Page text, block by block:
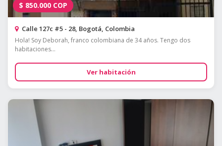
$ 850.000 COP
Calle 127c #5 - 28, Bogotá, Colombia
Hola! Soy Deborah, franco colombiana de 34 años. Tengo dos
habitaciones...
Ver habitación